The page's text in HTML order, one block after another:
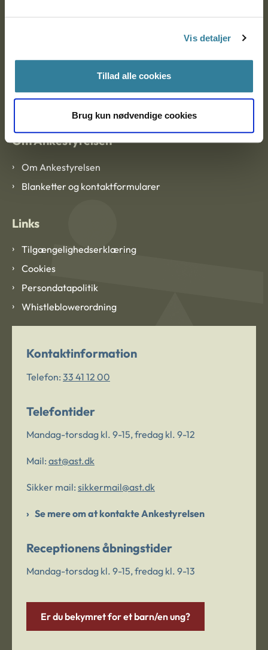
Vis detaljer
Tillad alle cookies
Brug kun nødvendige cookies
EAN: 57 98 000 35 48 21
CVR: 1007 4002
Om Ankestyrelsen
Om Ankestyrelsen
Blanketter og kontaktformularer
Links
Tilgængelighedserklæring
Cookies
Persondatapolitik
Whistleblowerordning
Kontaktinformation
Telefon: 33 41 12 00
Telefontider
Mandag-torsdag kl. 9-15, fredag kl. 9-12
Mail: ast@ast.dk
Sikker mail: sikkermail@ast.dk
Se mere om at kontakte Ankestyrelsen
Receptionens åbningstider
Mandag-torsdag kl. 9-15, fredag kl. 9-13
Er du bekymret for et barn/en ung?